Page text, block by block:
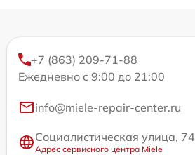
+7 (863) 209-71-88
Ежедневно с 9:00 до 21:00
info@miele-repair-center.ru
Социалистическая улица, 74
Адрес сервисного центра Miele